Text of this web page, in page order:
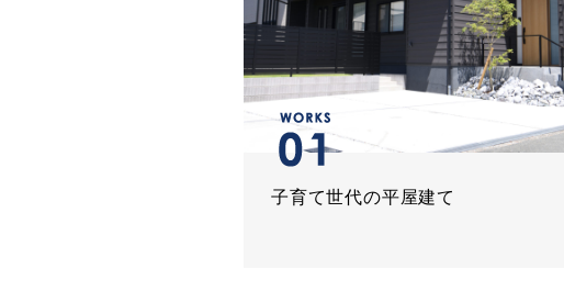
子育て世代の平屋建て